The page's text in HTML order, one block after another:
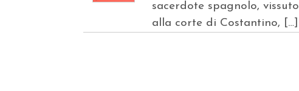
sacerdote spagnolo, vissuto
alla corte di Costantino, […]